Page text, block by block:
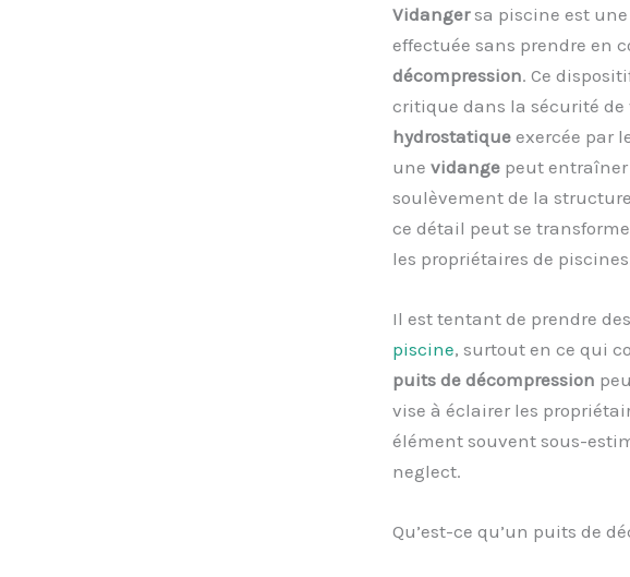
Vidangersa piscine est
effectuée sans prendre en
décompression. Ce
critique dans la sécurité
hydrostatiqueexercée par
une vidangepeut entraîner
soulèvement de la
ce détail peut se
les propriétaires de
Il est tentant de prendre
piscine, surtout en ce qui
puits de décompression
vise à éclairer les
élément souvent sous-
neglect.
Qu’est-ce qu’un puits de